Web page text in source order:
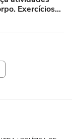
Exercícios